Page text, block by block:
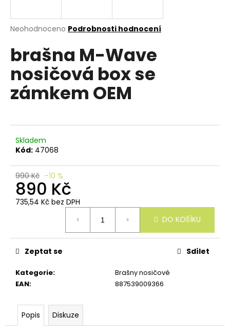
Průměrné
produktu
je
5
hvězdiček.
Neohodnoceno Podrobnosti hodnocení
brašna M-Wave
nosičová box se
zámkem OEM
Skladem
Kód: 47068
990 Kč –10 %
890 Kč
735,54 Kč bez DPH
DO KOŠÍKU
Kategorie:
Brašny nosičové
EAN: 887539009366
Zeptat se Sdílet
Popis Diskuze
n
a
j
í
t
?
D
p
č
u
m